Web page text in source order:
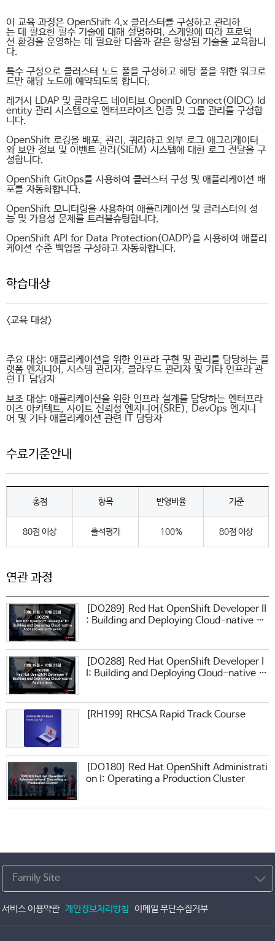
이 교육 과정은 OpenShift 4.x 클러스터를 구성하고 관리하
는 데 필요한 필수 기술에 대해 설명하며, 스케일에 따라 프로덕
션 환경을 운영하는 데 필요한 다음과 같은 향상된 기술을 교육합니
다.
특수 구성으로 클러스터 노드 풀을 구성하고 해당 풀을 위한 워크로
드만 해당 노드에 예약되도록 합니다.
레거시 LDAP 및 클라우드 네이티브 OpenID Connect(OIDC) Id
entity 관리 시스템으로 엔터프라이즈 인증 및 그룹 관리를 구성합
니다.
OpenShift 로깅을 배포, 관리, 쿼리하고 외부 로그 애그리게이터
와 보안 정보 및 이벤트 관리(SIEM) 시스템에 대한 로그 전달을 구
성합니다.
OpenShift GitOps를 사용하여 클러스터 구성 및 애플리케이션 배
포를 자동화합니다.
OpenShift 모니터링을 사용하여 애플리케이션 및 클러스터의 성
능 및 가용성 문제를 트러블슈팅합니다.
OpenShift API for Data Protection(OADP)을 사용하여 애플리
케이션 수준 백업을 구성하고 자동화합니다.
학습대상
<교육 대상>
주요 대상: 애플리케이션을 위한 인프라 구현 및 관리를 담당하는 플
랫폼 엔지니어, 시스템 관리자, 클라우드 관리자 및 기타 인프라 관
련 IT 담당자
보조 대상: 애플리케이션을 위한 인프라 설계를 담당하는 엔터프라
이즈 아키텍트, 사이트 신뢰성 엔지니어(SRE), DevOps 엔지니
어 및 기타 애플리케이션 관련 IT 담당자
수료기준안내
총점 항목 반영비율 기준
80점 이상 출석평가 100% 80점 이상
연관 과정
[DO289] Red Hat OpenShift Developer II
: Building and Deploying Cloud-native Ap
[DO288] Red Hat OpenShift Developer I
I: Building and Deploying Cloud-native A
[RH199] RHCSA Rapid Track Course
[DO180] Red Hat OpenShift Administrati
on I: Operating a Production Cluster
서비스 이용약관 개인정보처리방침 이메일 무단수집거부
Family Site